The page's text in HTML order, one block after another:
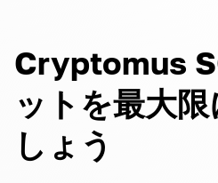
Cryptomus
ットを最大
しょう